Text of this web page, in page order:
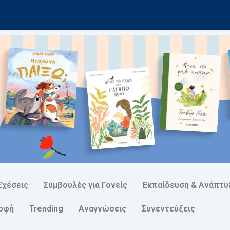
Συμβουλές για Γονείς Εκπαίδευση &
Trending Αναγνώσεις Συνεντεύξεις